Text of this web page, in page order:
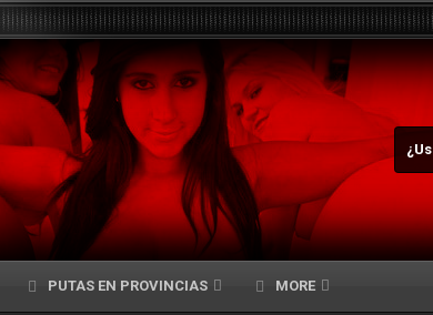
PUTAS EN PROVINCIAS MORE